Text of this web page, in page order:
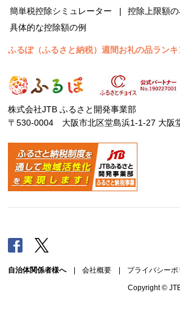
簡単税控除シミュレーター
控除上限額
具体的な控除額の例
ふるぽ（ふるさと納税）週間お礼の品ラン
株式会社JTB ふるさと開発事業部
〒530-0004 大阪市北区堂島浜1-1-27 大阪
Facebook
自治体関係者様へ| 会社概要 プライバシーポ
Copyright ©